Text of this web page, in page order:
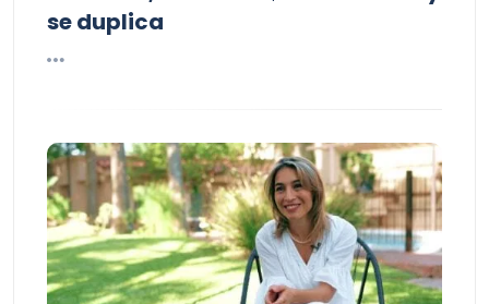
se duplica